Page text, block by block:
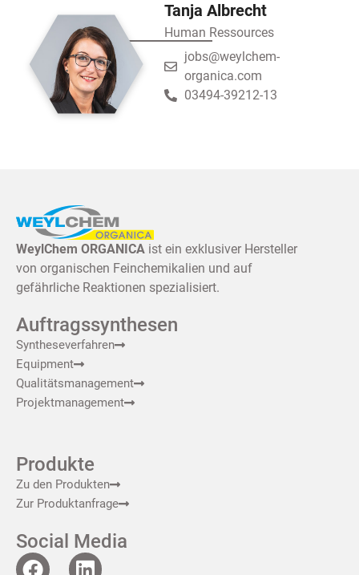
Tanja Albrecht
Human Ressources
jobs@weylchem-
organica.com
03494-39212-13
WeylChem ORGANICA ist ein exklusiver Hersteller
von organischen Feinchemikalien und auf
gefährliche Reaktionen spezialisiert.
Auftragssynthesen
Syntheseverfahren
Equipment
Qualitätsmanagement
Projektmanagement
Produkte
Zu den Produkten
Zur Produktanfrage
Social Media